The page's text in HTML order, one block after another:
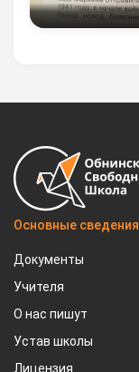
Основные сведения
Документы
Учителя
О нас пишут
Устав школы
Лицензия